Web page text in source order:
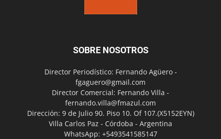
SOBRE NOSOTROS
Director Periodístico: Fernando Agüero -
fgaguero@gmail.com
Director Comercial: Fernando Villa -
fernando.villa@fmazul.com
Dirección: 9 de Julio 90. Piso 10. Of 107.(X5152EYN)
Villa Carlos Paz - Córdoba - Argentina
WhatsApp: +5493541585147